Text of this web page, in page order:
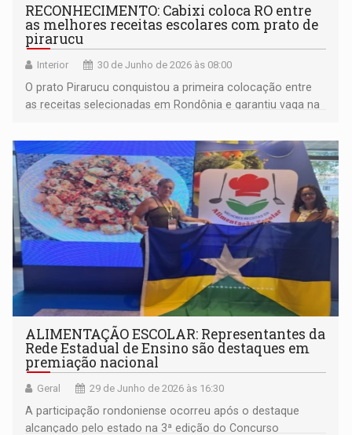
RECONHECIMENTO: Cabixi coloca RO entre
as melhores receitas escolares com prato de
pirarucu
Interior 30 de Junho de 2026 às 08:00
O prato Pirarucu conquistou a primeira colocação entre
as receitas selecionadas em Rondônia e garantiu vaga na
ALIMENTAÇÃO ESCOLAR: Representantes da
Rede Estadual de Ensino são destaques em
premiação nacional
Geral 29 de Junho de 2026 às 16:30
A participação rondoniense ocorreu após o destaque
alcançado pelo estado na 3ª edição do Concurso